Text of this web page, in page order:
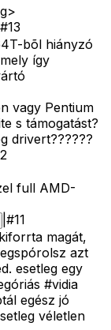
#13
bõl hiányzó
így
vagy Pentium
s támogatást?
drivert??????
full AMD-
#11
magát,
azt
esetleg egy
#vidia
egész jó
véletlen